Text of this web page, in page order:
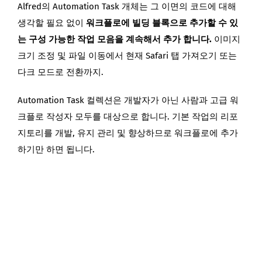
Alfred의 Automation Task 개체는 그 이면의 코드에 대해
생각할 필요 없이 워크플로에 빌딩 블록으로 추가할 수 있
는 구성 가능한 작업 모음을 계속해서 추가 합니다. 이미지
크기 조정 및 파일 이동에서 현재 Safari 탭 가져오기 또는
다크 모드로 전환까지.
Automation Task 컬렉션은 개발자가 아닌 사람과 고급 워
크플로 작성자 모두를 대상으로 합니다. 기본 작업의 리포
지토리를 개발, 유지 관리 및 향상하므로 워크플로에 추가
하기만 하면 됩니다.